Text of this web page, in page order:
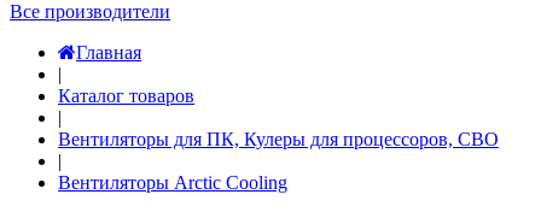
Все производители
Главная
|
Каталог товаров
|
Вентиляторы для ПК, Кулеры для процессоров, СВО
|
Вентиляторы Arctic Cooling